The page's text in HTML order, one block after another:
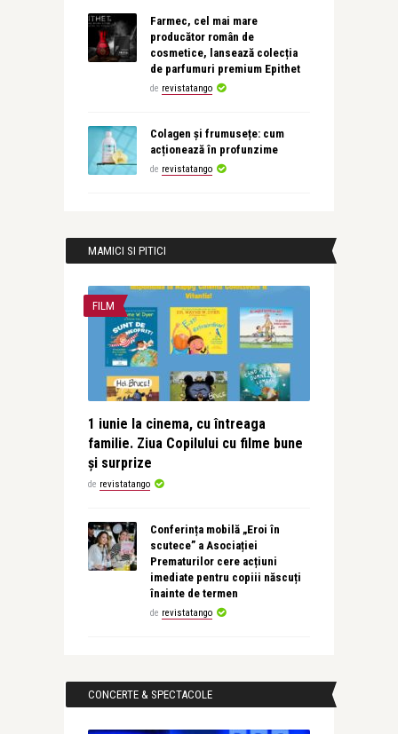
Farmec, cel mai mare
producător român de
cosmetice, lansează colecția
de parfumuri premium Epithet
de revistatango
Colagen și frumusețe: cum
acționează în profunzime
de revistatango
MAMICI SI PITICI
FILM
1 iunie la cinema, cu întreaga
familie. Ziua Copilului cu filme bune
și surprize
de revistatango
Conferința mobilă „Eroi în
scutece” a Asociației
Prematurilor cere acțiuni
imediate pentru copiii născuți
înainte de termen
de revistatango
CONCERTE & SPECTACOLE